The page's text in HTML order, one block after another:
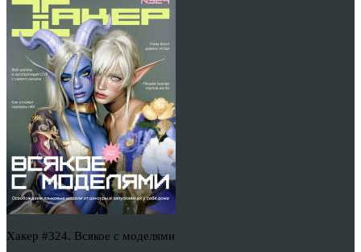
Хакер #324. Всякое с моделями